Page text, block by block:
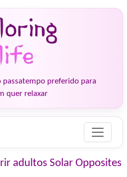
passatempo preferido para
quer relaxar
adultos Solar Opposites